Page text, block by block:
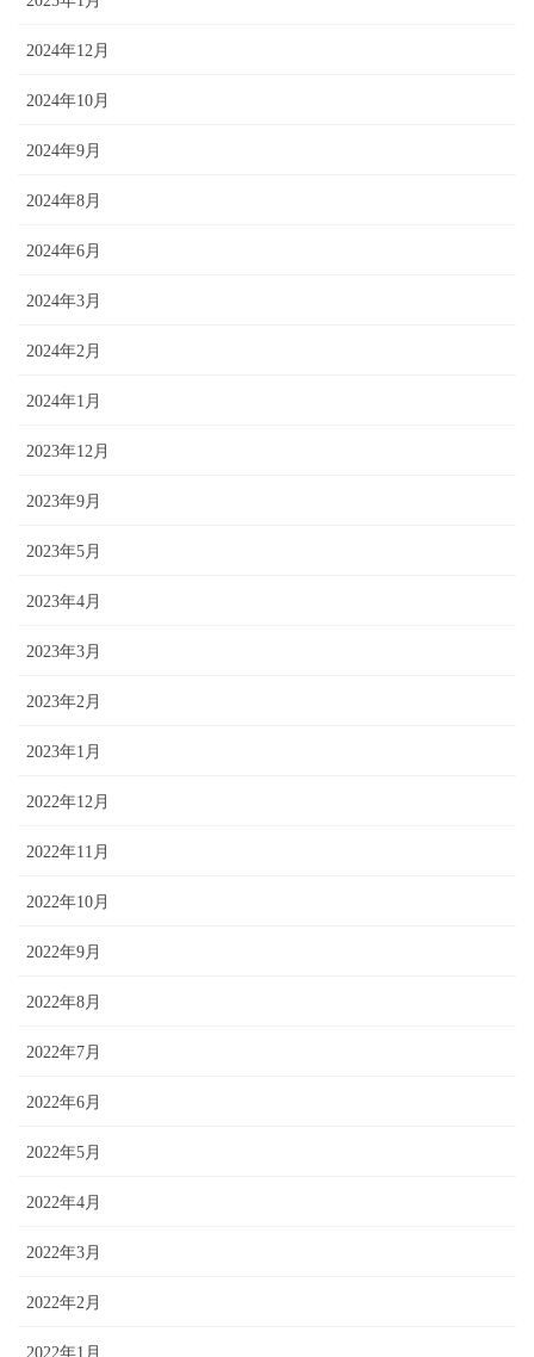
2024年12月
2024年10月
2024年9月
2024年8月
2024年6月
2024年3月
2024年2月
2024年1月
2023年12月
2023年9月
2023年5月
2023年4月
2023年3月
2023年2月
2023年1月
2022年12月
2022年11月
2022年10月
2022年9月
2022年8月
2022年7月
2022年6月
2022年5月
2022年4月
2022年3月
2022年2月
2022年1月